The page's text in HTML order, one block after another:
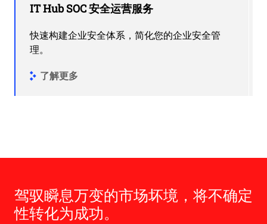
IT Hub SOC 安全运营服务
快速构建企业安全体系，简化您的企业安全管
理。
了解更多
驾驭瞬息万变的市场坏境，将不确定
性转化为成功。